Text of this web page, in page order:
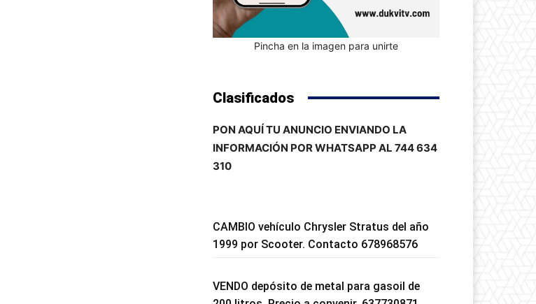
Pincha en la imagen para unirte
Clasificados
PON AQUÍ TU ANUNCIO ENVIANDO LA
INFORMACIÓN POR WHATSAPP AL 744 634
310
CAMBIO vehículo Chrysler Stratus del año
1999 por Scooter. Contacto 678968576
VENDO depósito de metal para gasoil de